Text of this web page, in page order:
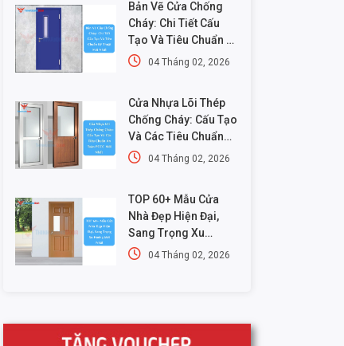
Bản Vẽ Cửa Chống
Cháy: Chi Tiết Cấu
Tạo Và Tiêu Chuẩn Kỹ
Thuật Mới Nhất
04 Tháng 02, 2026
Cửa Nhựa Lõi Thép
Chống Cháy: Cấu Tạo
Và Các Tiêu Chuẩn
An Toàn PCCC Mới
04 Tháng 02, 2026
TOP 60+ Mẫu Cửa
Nhà Đẹp Hiện Đại,
Sang Trọng Xu
Hướng Mới Nhất
04 Tháng 02, 2026